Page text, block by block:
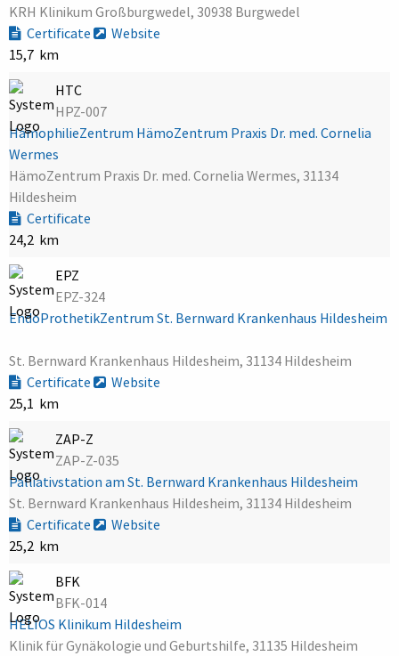
KRH Klinikum Großburgwedel, 30938 Burgwedel
Certificate
Website
15,7 km
HTC
HPZ-007
HämophilieZentrum HämoZentrum Praxis Dr. med. Cornelia
Wermes
HämoZentrum Praxis Dr. med. Cornelia Wermes, 31134
Hildesheim
Certificate
24,2 km
EPZ
EPZ-324
EndoProthetikZentrum St. Bernward Krankenhaus Hildesheim
St. Bernward Krankenhaus Hildesheim, 31134 Hildesheim
Certificate
Website
25,1 km
ZAP-Z
ZAP-Z-035
Palliativstation am St. Bernward Krankenhaus Hildesheim
St. Bernward Krankenhaus Hildesheim, 31134 Hildesheim
Certificate
Website
25,2 km
BFK
BFK-014
HELIOS Klinikum Hildesheim
Klinik für Gynäkologie und Geburtshilfe, 31135 Hildesheim